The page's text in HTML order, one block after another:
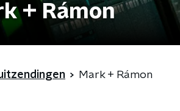
+ Rámon
Mark + Rámon